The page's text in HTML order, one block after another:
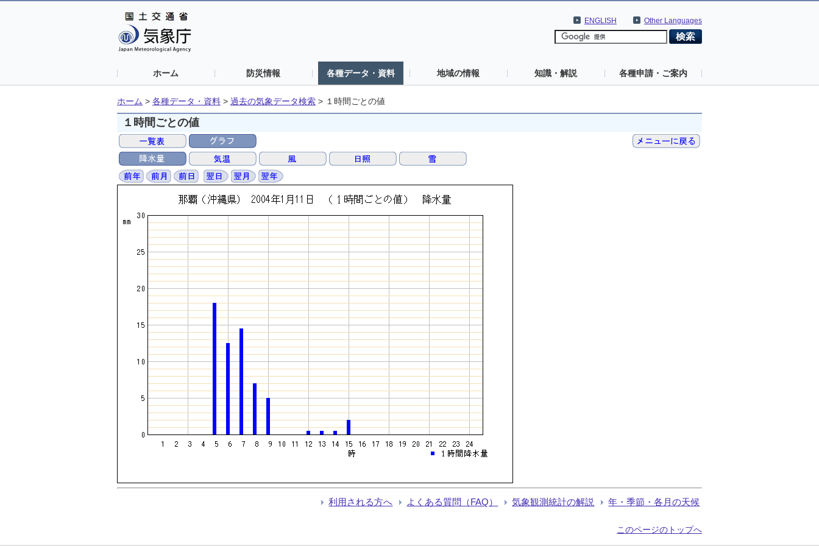
Other Languages
ENGLISH
ホーム 防災情報 各種データ・資料 地域の情報 知識・解説 各種申請・ご案内
ホーム > 各種データ・資料 > 過去の気象データ検索 > １時間ごとの値
１時間ごとの値
利用される方へ よくある質問（FAQ） 気象観測統計の解説 年・季節・各月の天候
このページのトップへ